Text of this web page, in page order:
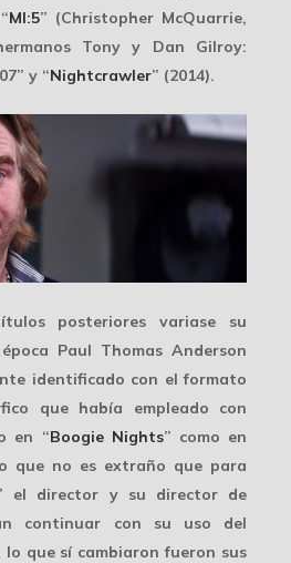
MI:5” (Christopher McQuarrie,
Tony y Dan Gilroy:
y “Nightcrawler” (2014).
posteriores variase su
Paul Thomas Anderson
identificado con elformato
que había empleado con
en “Boogie Nights” como en
que no es extraño que para
el director y su director de
continuar con su uso del
lo que sí cambiaron fueron sus